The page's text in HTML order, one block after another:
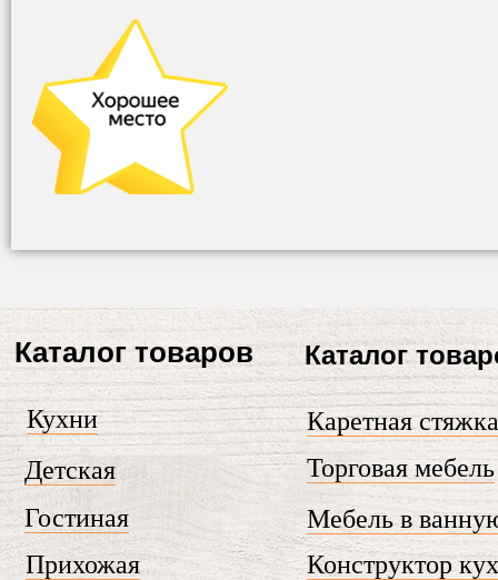
Прихожая Конструктор
Каталог
Каретная стяжка
Детская
Торговая мебель
Мебель в
Гостиная
Кухни
Каталог товаров